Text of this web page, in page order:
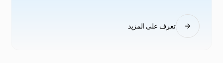
تعرف على المزيد